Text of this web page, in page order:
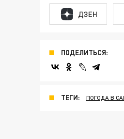
ДЗЕН
ПОДЕЛИТЬСЯ:
ТЕГИ: ПОГОДА В